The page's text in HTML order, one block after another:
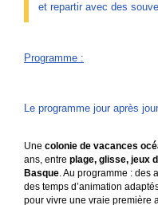
et repartir avec des
Programme :
Le programme jour après jour
Une colonie de vacances
ans, entre plage, glisse, jeux
Basque. Au programme : des
des temps d’animation
pour vivre une vraie première